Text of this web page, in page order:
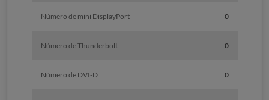
Número de mini DisplayPort 0
Número de Thunderbolt 0
Número de DVI-D 0